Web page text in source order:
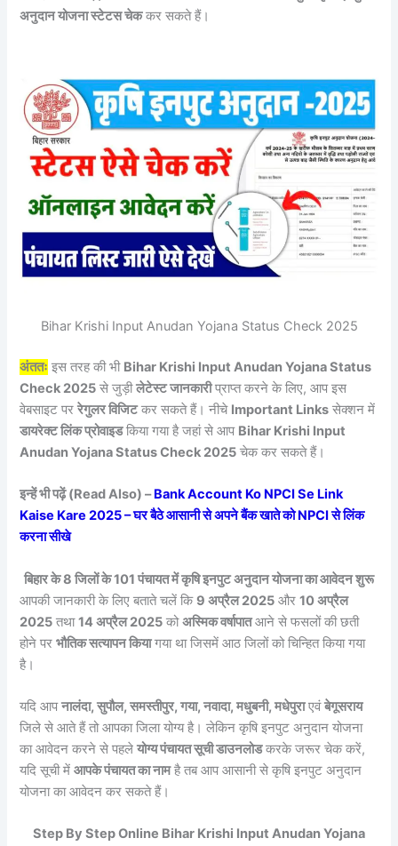
अनुदान योजना स्टेटस चेककर सकते हैं।
Bihar Krishi Input Anudan Yojana Status Check 2025
अंततः इस तरह की भी Bihar Krishi Input Anudan Yojana Status
Check 2025 से जुड़ीलेटेस्ट जानकारीप्राप्त करने के लिए, आप इस
वेबसाइट पररेगुलर विजिटकर सकते हैं। नीचे Important Links सेक्शन में
डायरेक्ट लिंक प्रोवाइडकिया गया है जहां से आप Bihar Krishi Input
Anudan Yojana Status Check 2025 चेक कर सकते हैं।
इन्हें भी पढ़ें (Read Also) –Bank Account Ko NPCI Se Link
Kaise Kare 2025 – घर बैठे आसानी से अपने बैंक खाते को NPCI से लिंक
करना सीखे
बिहार के 8 जिलों के 101 पंचायत में कृषि इनपुट अनुदान योजना का आवेदन शुरू
आपकी जानकारी के लिए बताते चलें कि 9 अप्रैल 2025 और10 अप्रैल
2025 तथा14 अप्रैल 2025 कोअस्मिक वर्षापातआने से फसलों की छती
होने परभौतिक सत्यापन कियागया था जिसमें आठ जिलों को चिन्हित किया गया
है।
यदि आपनालंदा, सुपौल, समस्तीपुर, गया, नवादा, मधुबनी, मधेपुराएवंबेगूसराय
जिले से आते हैं तो आपका जिला योग्य है। लेकिन कृषि इनपुट अनुदान योजना
का आवेदन करने से पहलेयोग्य पंचायत सूची डाउनलोडकरके जरूर चेक करें,
यदि सूची मेंआपके पंचायत का नामहै तब आप आसानी से कृषि इनपुट अनुदान
योजना का आवेदन कर सकते हैं।
Step By Step Online Bihar Krishi Input Anudan Yojana